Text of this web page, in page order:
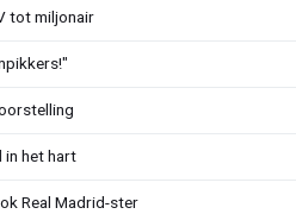
tot miljonair
in het hart
Real Madrid-ster